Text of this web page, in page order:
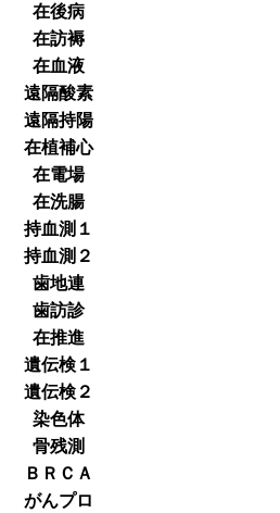
在後病
在訪褥
在血液
遠隔酸素
遠隔持陽
在植補心
在電場
在洗腸
持血測１
持血測２
歯地連
歯訪診
在推進
遺伝検１
遺伝検２
染色体
骨残測
ＢＲＣＡ
がんプロ